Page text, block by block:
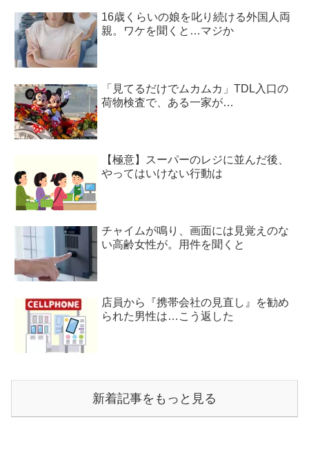
16歳くらいの娘を叱り続ける外国人両
親。ワケを聞くと…マジか
「見てるだけでムカムカ」TDL入口の
荷物検査で、ある一家が…
【極意】スーパーのレジに並んだ後、
やってはいけない行動は
チャイムが鳴り、画面には見覚えのな
い高齢女性が。用件を聞くと
店員から『携帯会社の見直し』を勧め
られた男性は…こう返した
新着記事をもっと見る